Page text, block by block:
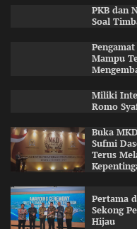
PKB dan
Soal
Mampu
Miliki
Romo
Buka
Sufmi
Terus
Pertama
Sekong
Hijau